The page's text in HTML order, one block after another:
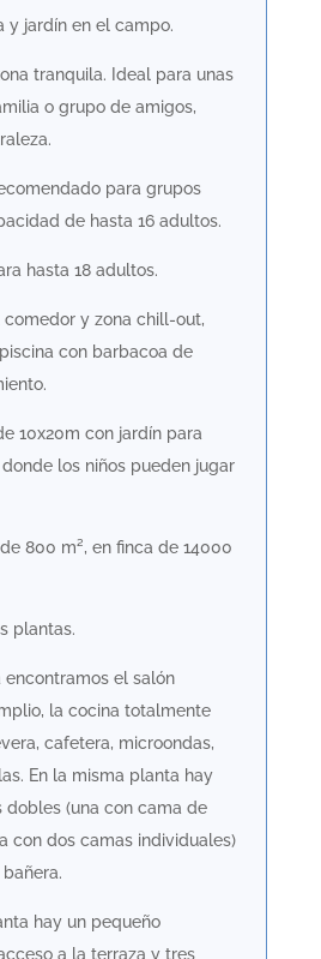
y jardín en el campo.
tranquila. Ideal para unas
o grupo de amigos,
para grupos
de hasta 16 adultos.
hasta 18 adultos.
comedor y zona chill-out,
con barbacoa de
10x20m con jardín para
los niños pueden jugar
800 m², en finca de 14000
plantas.
encontramos el salón
la cocina totalmente
cafetera, microondas,
En la misma planta hay
dobles (una con cama de
con dos camas individuales)
hay un pequeño
a la terraza y tres